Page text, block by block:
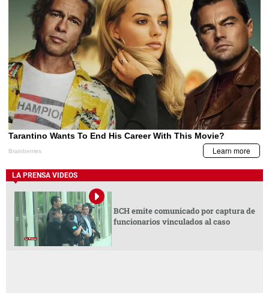
LA PRENSA VIDEOS
BCH emite comunicado por captura de
funcionarios vinculados al caso